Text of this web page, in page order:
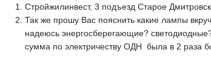
Стройжилинвест, 3 подъезд Старое
Так же прошу Вас пояснить какие лампы
надеюсь энергосберегающие?
сумма по электричеству ОДН была в 2 раза